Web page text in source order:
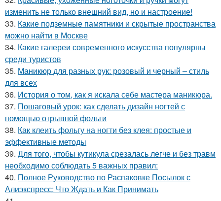
изменить не только внешний вид, но и настроение!
33. Какие подземные памятники и скрытые пространства
можно найти в Москве
34. Какие галереи современного искусства популярны
среди туристов
35. Маникюр для разных рук: розовый и черный – стиль
для всех
36. История о том, как я искала себе мастера маникюра.
37. Пошаговый урок: как сделать дизайн ногтей с
помощью отрывной фольги
38. Как клеить фольгу на ногти без клея: простые и
эффективные методы
39. Для того, чтобы кутикула срезалась легче и без травм
необходимо соблюдать 5 важных правил:
40. Полное Руководство по Распаковке Посылок с
Алиэкспресс: Что Ждать и Как Принимать